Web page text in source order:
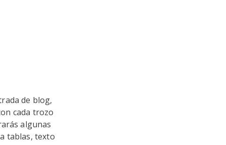
de blog,
cada trozo
algunas
tablas, texto